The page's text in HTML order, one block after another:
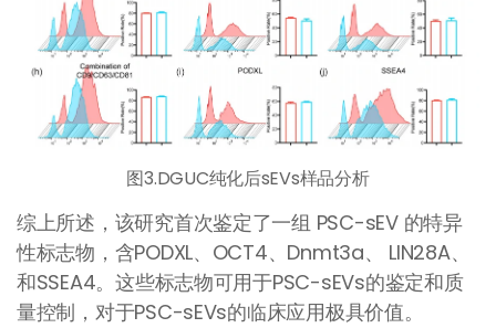
图3.DGUC纯化后sEVs样品分析
综上所述，该研究首次鉴定了一组 PSC-sEV 的特异
性标志物，含PODXL、OCT4、Dnmt3a、 LIN28A、
和SSEA4。这些标志物可用于PSC-sEVs的鉴定和质
量控制，对于PSC-sEVs的临床应用极具价值。